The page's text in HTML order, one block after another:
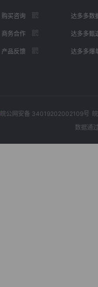
购买咨询
商务合作
产品反馈
达多多数
达多多甄
达多多爆
皖公网安备 34019202002109号
数据通